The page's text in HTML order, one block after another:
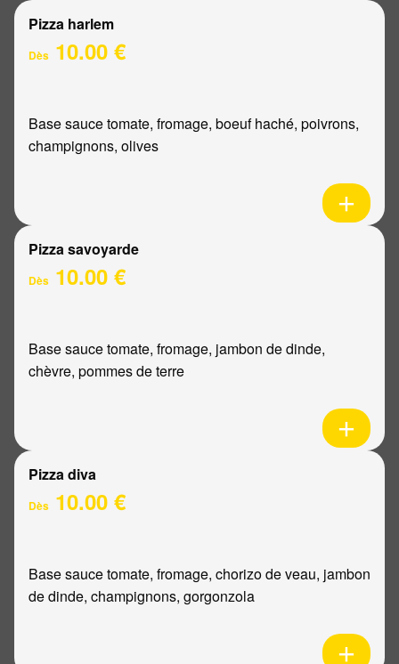
Pizza harlem
Dès 10.00 €
Base sauce tomate, fromage, boeuf haché, poivrons,
champignons, olives
Pizza savoyarde
Dès 10.00 €
Base sauce tomate, fromage, jambon de dinde,
chèvre, pommes de terre
Pizza diva
Dès 10.00 €
Base sauce tomate, fromage, chorizo de veau, jambon
de dinde, champignons, gorgonzola